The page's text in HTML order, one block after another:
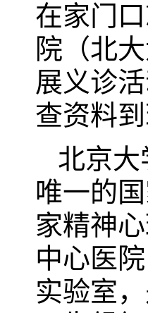
在家门
院（北
展义诊
查资料
北京
唯一的
家精神
中心医
实验室